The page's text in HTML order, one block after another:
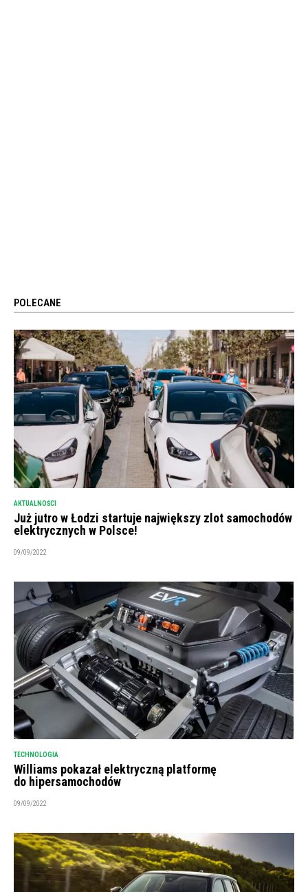
POLECANE
AKTUALNOŚCI
Już jutro w Łodzi startuje największy zlot samochodów
elektrycznych w Polsce!
09/09/2022
TECHNOLOGIA
Williams pokazał elektryczną platformę
do hipersamochodów
09/09/2022